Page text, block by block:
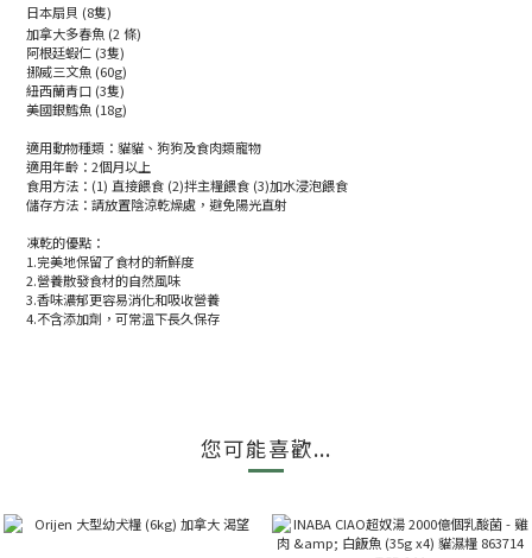
日本扇貝 (8隻)
加拿大多春魚 (2 條)
阿根廷蝦仁 (3隻)
挪威三文魚 (60g)
紐西蘭青口 (3隻)
美國銀鱈魚 (18g)
適用動物種類：貓貓、狗狗及食肉類寵物
適用年齡：2個月以上
食用方法：(1) 直接餵食 (2)拌主糧餵食 (3)加水浸泡餵食
儲存方法：請放置陰涼乾燥處，避免陽光直射
凍乾的優點：
1.完美地保留了食材的新鮮度
2.營養散發食材的自然風味
3.香味濃郁更容易消化和吸收營養
4.不含添加劑，可常溫下長久保存
您可能喜歡...